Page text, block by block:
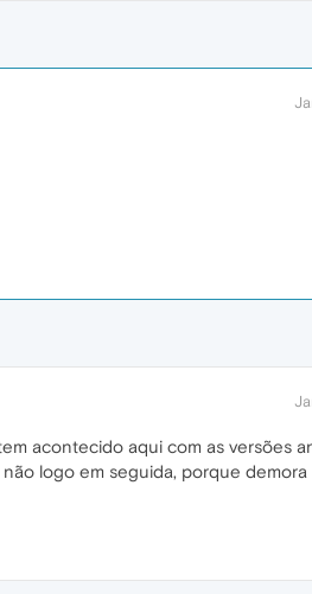
acontecido aqui com as versões
logo em seguida, porque demora